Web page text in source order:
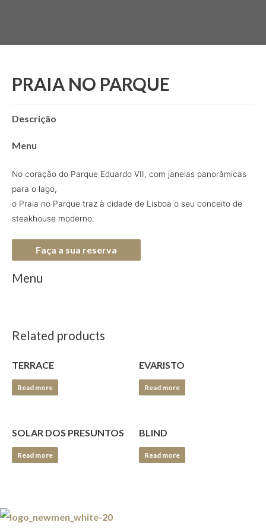
PRAIA NO PARQUE
Descrição
Menu
No coração do Parque Eduardo VII, com janelas panorâmicas
para o lago,
o Praia no Parque traz à cidade de Lisboa o seu conceito de
steakhouse moderno.
Faça a sua reserva
Menu
Related products
TERRACE
Read more
EVARISTO
Read more
SOLAR DOS PRESUNTOS
Read more
BLIND
Read more